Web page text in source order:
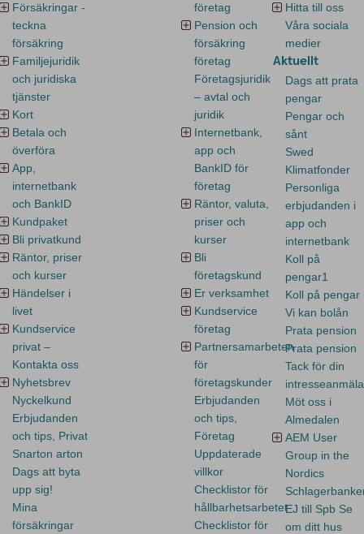
Försäkringar -
teckna
försäkring
Familjejuridik
och juridiska
tjänster
Kort
Betala och
överföra
App,
internetbank
och BankID
Kundpaket
Bli privatkund
Räntor, priser
och kurser
Händelser i
livet
Kundservice
privat –
Kontakta oss
Nyhetsbrev
Nyckelkund
Erbjudanden
och tips, Privat
Snarton arton
Dags att byta
upp sig!
Mina
försäkringar
företag
Pension och
försäkring
företag
Företagsjuridik
– avtal och
juridik
Internetbank,
app och
BankID för
företag
Räntor, valuta,
priser och
kurser
Bli
företagskund
Er verksamhet
Kundservice
företag
Partnersamarbeten
för
företagskunder
Erbjudanden
och tips,
Företag
Uppdaterade
villkor
Checklistor för
hållbarhetsarbetet
Checklistor för
Hitta till oss
Våra sociala
medier
Aktuellt
Dags att prata
pengar
Pengar och
sånt
Swed
Klimatfonder
Personliga
erbjudanden i
app och
internetbank
Koll på
pengar1
Koll på pengar
Vi kan bolån
Prata pension
Prata pension
Tack för din
Möt oss i
Almedalen
AEM User
Group in the
Nordics
EJ till Spb Se
om ditt hus